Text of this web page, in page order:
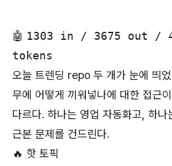
🤖 1303 in / 3675 out /
tokens
오늘 트렌딩 repo 두 개가 눈에 띄
무에 어떻게 끼워넣나에 대한 접근
다르다. 하나는 영업 자동화고, 하나
근본 문제를 건드린다.
🔥 핫 토픽